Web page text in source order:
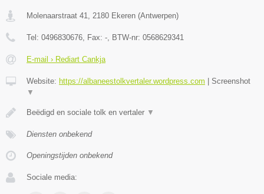
Molenaarstraat 41 2180 Ekeren (Antwerpen)
Tel: 0496830676 , Fax: - , BTW-nr: 0568629341
E-mail › Rediart Cankja
Website: https://albaneestolkvertaler.wordpress.com | Screenshot
▼
Beëdigd en sociale tolk en vertaler ▼
Diensten onbekend
Openingstijden onbekend
Sociale media: